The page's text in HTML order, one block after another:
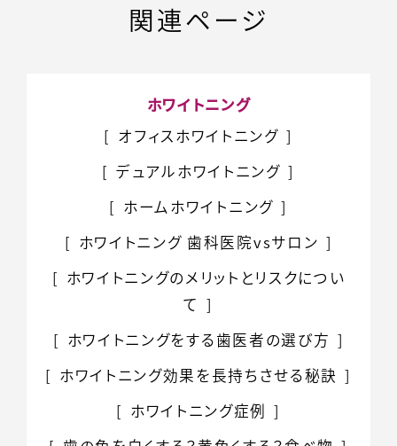
関連ページ
ホワイトニング
オフィスホワイトニング
デュアルホワイトニング
ホームホワイトニング
ホワイトニング 歯科医院vsサロン
ホワイトニングのメリット とリスクについ
て
ホワイトニングをする歯医者の選び方
ホワイトニング効果を長持ちさせる秘訣
ホワイトニング症例